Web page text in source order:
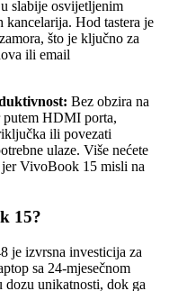
slabije osvijetljenim
kancelarija. Hod tastera je
što je ključno za
ili email
Bez obzira na
putem HDMI porta,
ili povezati
ulaze. Više nećete
jer VivoBook 15 misli na
15?
je izvrsna investicija za
sa 24-mjesečnom
dozu unikatnosti, dok ga